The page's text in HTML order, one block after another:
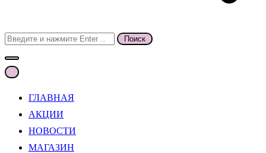
Поиск
для:
ГЛАВНАЯ
АКЦИИ
НОВОСТИ
МАГАЗИН